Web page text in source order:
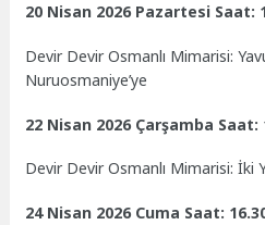
20 Nisan 2026 Pazartesi Saat:
Devir Devir Osmanlı Mimarisi:
Nuruosmaniye’ye
22 Nisan 2026 Çarşamba Saat:
Devir Devir Osmanlı Mimarisi: İki
24 Nisan 2026 Cuma Saat: